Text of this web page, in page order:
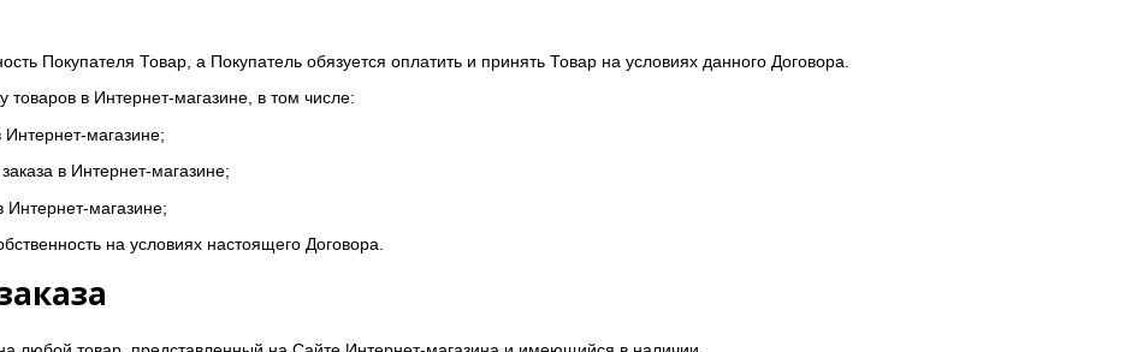
Покупателя Товар, а Покупатель обязуется оплатить и принять Товар на условиях данного Договора.
в Интернет-магазине, в том числе:
магазине;
в Интернет-магазине;
магазине;
на условиях настоящего Договора.